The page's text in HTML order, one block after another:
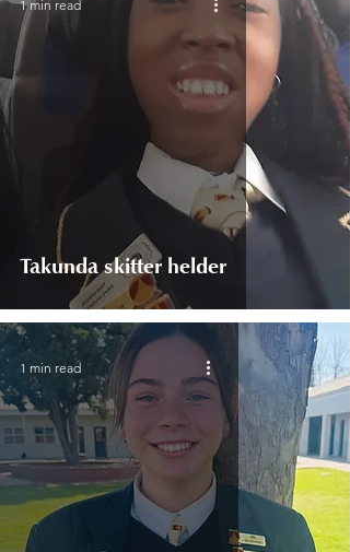
Takunda skitter helder
1 min read
1 min read